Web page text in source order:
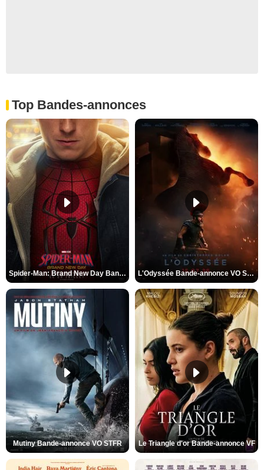
Top Bandes-annonces
Spider-Man: Brand New Day Bande-annonce VO STFR L'Odyssée Bande-annonce VO STFR
Mutiny Bande-annonce VO STFR Le Triangle d'or Bande-annonce VF